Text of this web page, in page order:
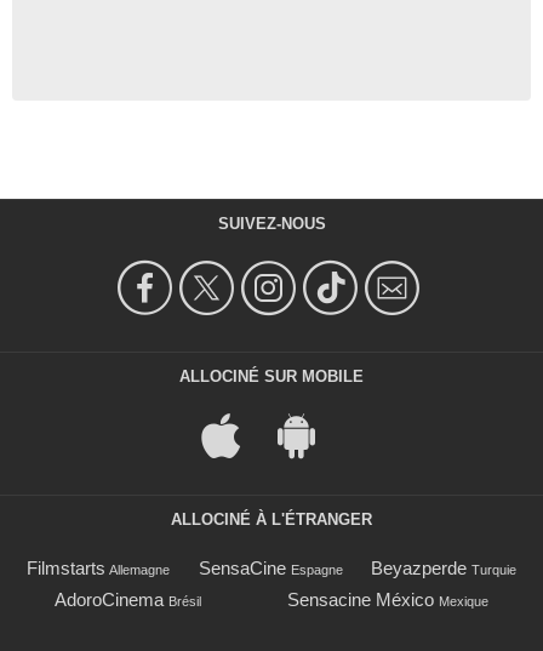
SUIVEZ-NOUS
ALLOCINÉ SUR MOBILE
ALLOCINÉ À L'ÉTRANGER
Filmstarts Allemagne SensaCine Espagne Beyazperde Turquie
AdoroCinema Brésil Sensacine México Mexique